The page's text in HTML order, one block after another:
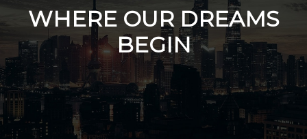
WHERE OUR DREAMS
BEGIN